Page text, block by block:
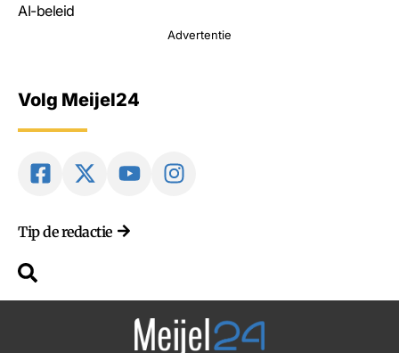
AI-beleid
Advertentie
Volg Meijel24
Tip de redactie